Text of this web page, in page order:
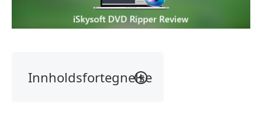
Innholdsfortegnelse